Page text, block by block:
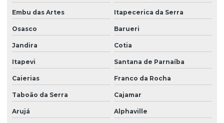
Licença ambiental lp li lo
Licença ambiental para transporte de produtos pergoso
Licença corte de arvores
Licença corte de arvores em são paulo
Licença prévia e de instalação
Licença prévia de instalação e de operação
Embu das Artes Itapecerica da Serra
Osasco Barueri
Jandira Cotia
Itapevi Santana de Parnaíba
Caierias Franco da Rocha
Taboão da Serra Cajamar
Arujá Alphaville